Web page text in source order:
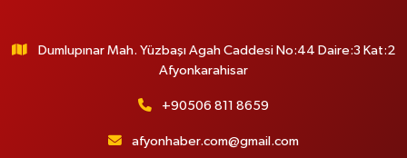
Dumlupınar Mah. Yüzbaşı Agah Caddesi No:44 Daire:3 Kat:2
Afyonkarahisar
+90506 811 8659
afyonhaber.com@gmail.com